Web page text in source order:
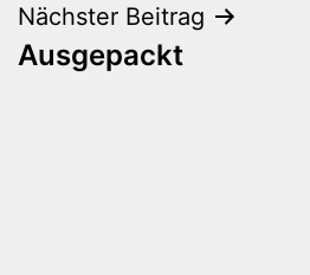
Nächster Beitrag
Ausgepackt